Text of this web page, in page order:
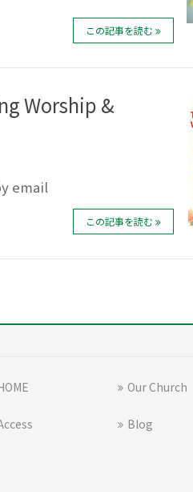
この記事を読む
Worship &
email
この記事を読む
Our Church
Blog